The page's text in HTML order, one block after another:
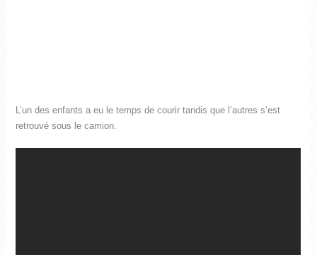
L’un des enfants a eu le temps de courir tandis que l’autres s’est
retrouvé sous le camion.